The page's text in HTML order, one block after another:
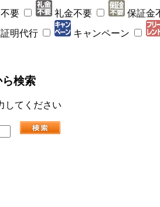
要 礼金不要 保証金
明代行 キャンペーン
検索
してください